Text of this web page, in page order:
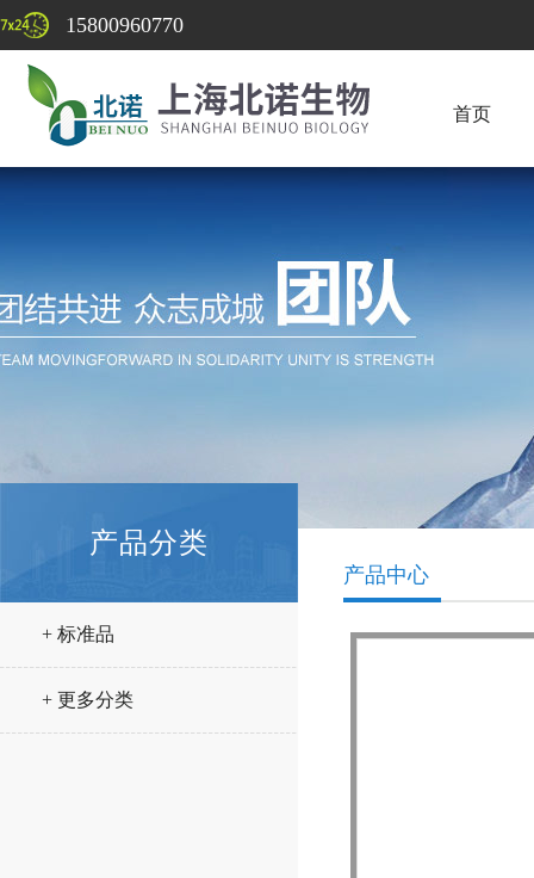
15800960770
首页
产品分类
+ 标准品
+ 更多分类
产品中心